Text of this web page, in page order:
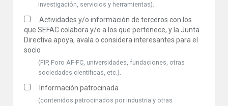
investigación, servicios y herramientas).
Actividades y/o información de terceros con los
que SEFAC colabora y/o a los que pertenece, y la Junta
Directiva apoya, avala o considera interesantes para el
socio
(FIP, Foro AF-FC, universidades, fundaciones, otras
sociedades científicas, etc.).
Información patrocinada
(contenidos patrocinados por industria y otras